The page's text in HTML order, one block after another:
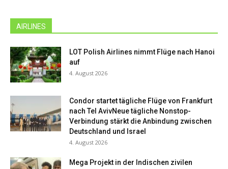
AIRLINES
LOT Polish Airlines nimmt Flüge nach Hanoi
auf
4. August 2026
Condor startet tägliche Flüge von Frankfurt
nach Tel AvivNeue tägliche Nonstop-
Verbindung stärkt die Anbindung zwischen
Deutschland und Israel
4. August 2026
Mega Projekt in der Indischen zivilen